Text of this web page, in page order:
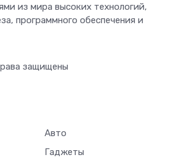
из мира высоких технологий,
программного обеспечения и
защищены
Авто
Гаджеты